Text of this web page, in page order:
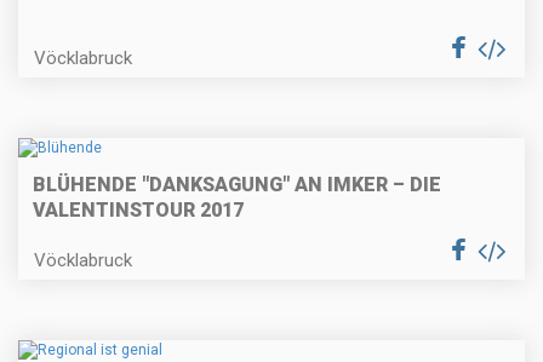
Vöcklabruck
BLÜHENDE "DANKSAGUNG" AN IMKER – DIE
VALENTINSTOUR 2017
Vöcklabruck